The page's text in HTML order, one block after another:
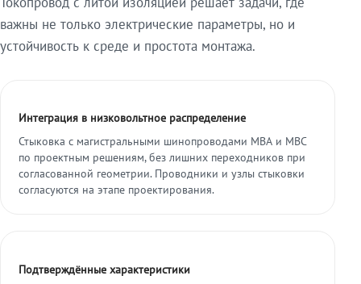
важны не только электрические параметры, но и
устойчивость к среде и простота монтажа.
Интеграция в низковольтное распределение
Стыковка с магистральными шинопроводами МВА и МВС
по проектным решениям, без лишних переходников при
согласованной геометрии. Проводники и узлы стыковки
согласуются на этапе проектирования.
Подтверждённые характеристики